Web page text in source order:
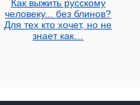
Как выжить русскому
человеку... без блинов?
Для тех кто хочет, но не
знает как…